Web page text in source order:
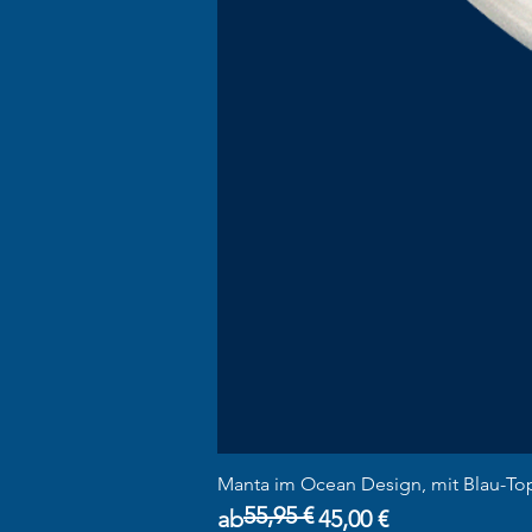
Manta im Ocean Design, mit Blau-
ab
Standardpreis
55,95 €45,00 €
Sale-Preis